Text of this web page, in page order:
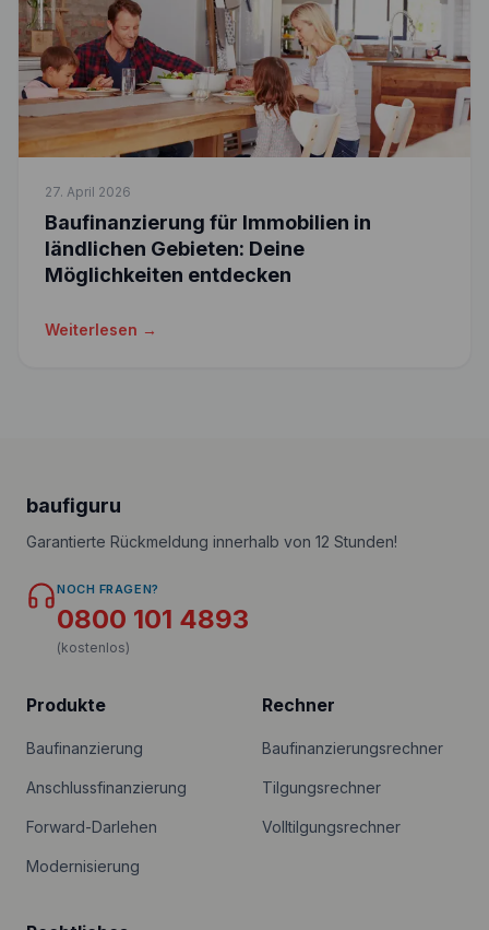
27. April 2026
Baufinanzierung für Immobilien in
ländlichen Gebieten: Deine
Möglichkeiten entdecken
Weiterlesen →
baufiguru
Garantierte Rückmeldung innerhalb von 12 Stunden!
NOCH FRAGEN?
0800 101 4893
(kostenlos)
Produkte
Baufinanzierung
Anschlussfinanzierung
Forward-Darlehen
Modernisierung
Rechner
Baufinanzierungsrechner
Tilgungsrechner
Volltilgungsrechner